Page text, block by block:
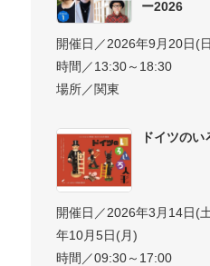
ー2026
開催日／2026年9月20日(
時間／13:30～18:30
場所／関東
ドイツの
開催日／2026年3月14日(
年10月5日(月)
時間／09:30～17:00